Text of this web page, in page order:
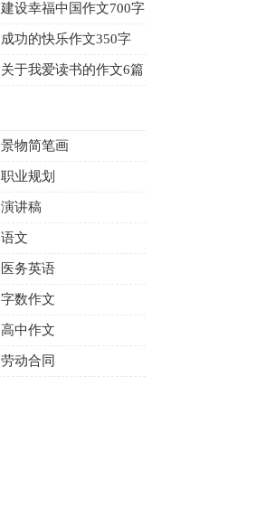
建设幸福中国作文700字
成功的快乐作文350字
关于我爱读书的作文6篇
景物简笔画
职业规划
演讲稿
语文
医务英语
字数作文
高中作文
劳动合同